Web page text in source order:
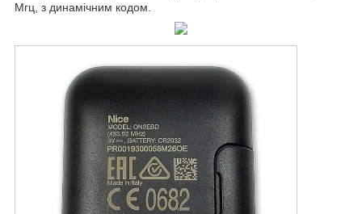
Мгц, з динамічним кодом.